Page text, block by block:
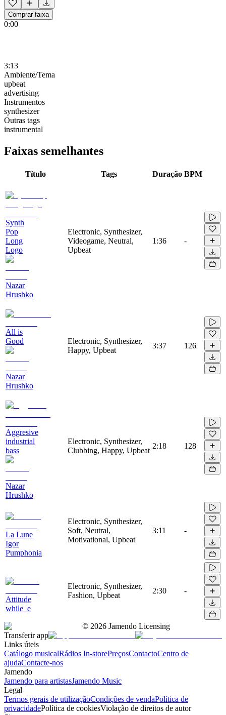
Comprar faixa
0:00
3:13
Ambiente/Tema
upbeat
advertising
Instrumentos
synthesizer
Outras tags
instrumental
Faixas semelhantes
Título Tags Duração BPM
Synth
Pop
Long
Logo
Nazar
Hrushko
Electronic, Synthesizer,
Videogame, Neutral,
Upbeat
1:36 -
All is
Good
Nazar
Hrushko
Electronic, Synthesizer,
Happy, Upbeat
3:37 126
Aggresive
industrial
bass
Nazar
Hrushko
Electronic, Synthesizer,
Clubbing, Happy, Upbeat
2:18 128
La Lune
Igor
Pumphonia
Electronic, Synthesizer,
Soft, Neutral,
Motivational, Upbeat
3:11 -
Attitude
while_e
Electronic, Synthesizer,
Fashion, Upbeat
2:30 -
© 2026 Jamendo Licensing
Transferir app
Links úteis
Catálogo musicalRádios In-storePreçosContactoCentro de
ajudaContacte-nos
Jamendo
Jamendo para artistasJamendo Music
Legal
Termos gerais de utilizaçãoCondições de vendaPolítica de
privacidadePolítica de cookiesViolação de direitos de autor